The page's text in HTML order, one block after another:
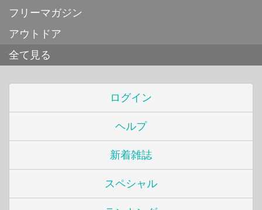
フリーマガジン
アウトドア
全て見る
ログイン
ヘルプ
新着雑誌
スペシャル